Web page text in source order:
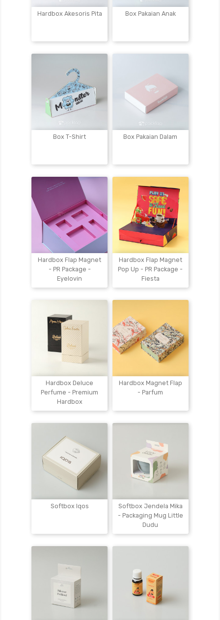
Hardbox Akesoris Pita Box Pakaian Anak
Box T-Shirt Box Pakaian Dalam
Hardbox Flap Magnet
- PR Package -
Eyelovin
Hardbox Flap Magnet
Pop Up - PR Package -
Fiesta
Hardbox Deluce
Perfume - Premium
Hardbox
Hardbox Magnet Flap
- Parfum
Softbox Iqos
Softbox Jendela Mika
- Packaging Mug Little
Dudu